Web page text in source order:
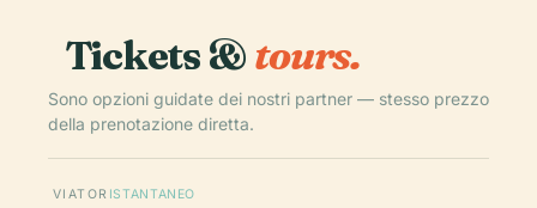
Tickets &tours.
Sono opzioni guidate dei nostri partner — stesso prezzo
della prenotazione diretta.
VIATOR ISTANTANEO